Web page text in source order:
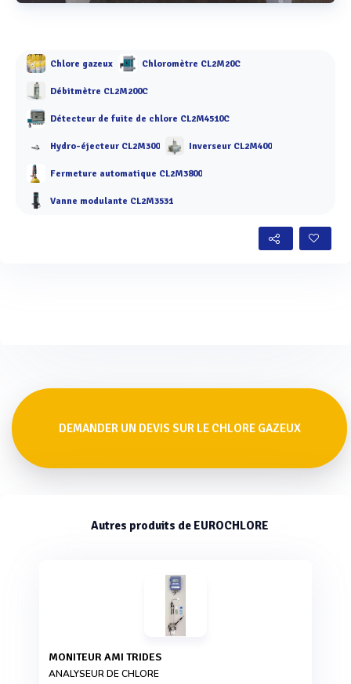
Voir plus
Chlore gazeux Chloromètre CL2M20C
Débitmètre CL2M200C
Détecteur de fuite de chlore CL2M4510C
Hydro-éjecteur CL2M300 Inverseur CL2M400
Fermeture automatique CL2M3800
Vanne modulante CL2M3531
DEMANDER UN DEVIS SUR LE CHLORE GAZEUX
Autres produits de EUROCHLORE
MONITEUR AMI TRIDES
ANALYSEUR DE CHLORE